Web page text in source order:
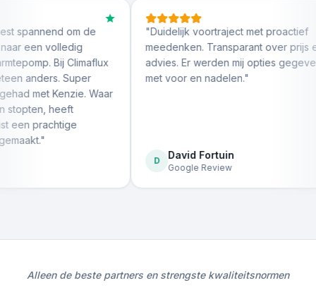
om de
Bij Climaflux
Super
Kenzie. Waar
heeft
Duidelijk voortraject met proactief
meedenken. Transparant over prijs en
advies. Er werden mij opties gegeven
met voor en nadelen."
David Fortuin
Google Review
Alleen de beste partners en strengste kwaliteitsnormen